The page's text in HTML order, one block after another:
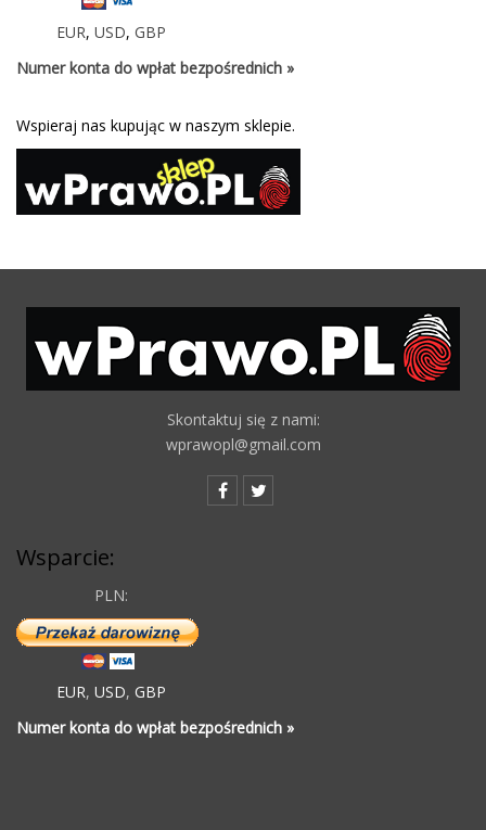
EUR, USD, GBP
Numer konta do wpłat bezpośrednich »
Wspieraj nas kupując w naszym sklepie.
Skontaktuj się z nami:
wprawopl@gmail.com
Wsparcie:
PLN:
EUR, USD, GBP
Numer konta do wpłat bezpośrednich »